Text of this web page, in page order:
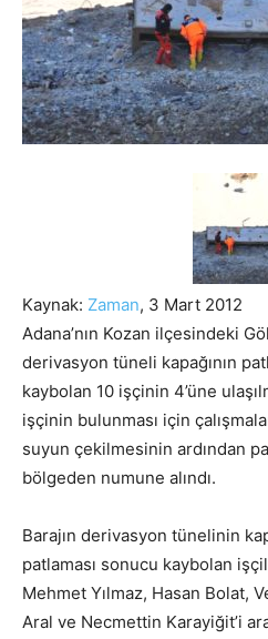
Kaynak: Zaman, 3 Mart 2012
Adana’nın Kozan ilçesindeki
derivasyon tüneli kapağının
kaybolan 10 işçinin 4’üne
işçinin bulunması için
suyun çekilmesinin ardından
bölgeden numune alındı.
Barajın derivasyon tünelinin
patlaması sonucu kaybolan
Mehmet Yılmaz, Hasan Bolat,
Aral ve Necmettin Karayiğit’i